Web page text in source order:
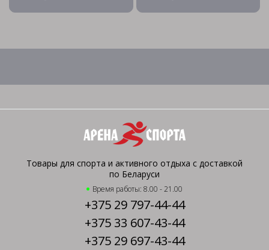
Товары для спорта и активного отдыха с доставкой
по Беларуси
Время работы: 8.00 - 21.00
+375 29 797-44-44
+375 33 607-43-44
+375 29 697-43-44